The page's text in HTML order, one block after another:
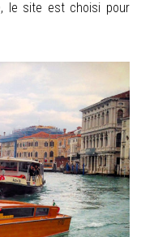
le site est choisi pour